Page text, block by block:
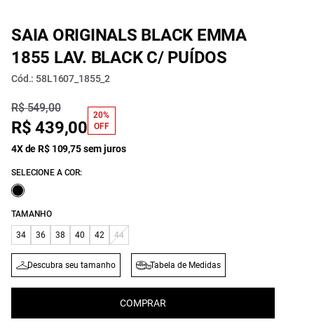
SAIA ORIGINALS BLACK EMMA
1855 LAV. BLACK C/ PUÍDOS
Cód.: 58L1607_1855_2
R$ 549,00
R$ 439,00
20%
OFF
4X de R$ 109,75 sem juros
SELECIONE A COR:
TAMANHO
34 36 38 40 42 44
Descubra seu tamanho Tabela de Medidas
COMPRAR